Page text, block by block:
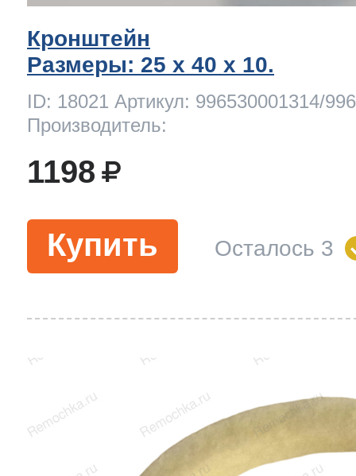
Кронштейн
Размеры: 25 x 40 х 10.
ID: 18021 Артикул: 996530001314/
Производитель:
1198
Купить Осталось 3